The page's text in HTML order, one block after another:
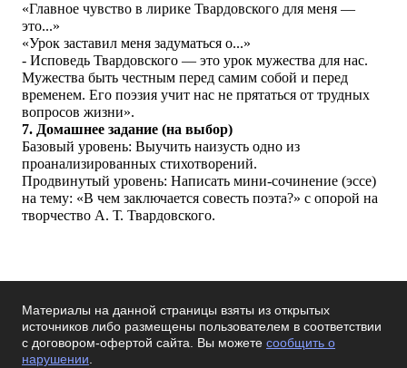
«Главное чувство в лирике Твардовского для меня —
это...»
«Урок заставил меня задуматься о...»
- Исповедь Твардовского — это урок мужества для нас.
Мужества быть честным перед самим собой и перед
временем. Его поэзия учит нас не прятаться от трудных
вопросов жизни».
7. Домашнее задание (на выбор)
Базовый уровень: Выучить наизусть одно из
проанализированных стихотворений.
Продвинутый уровень: Написать мини-сочинение (эссе)
на тему: «В чем заключается совесть поэта?» с опорой на
творчество А. Т. Твардовского.
Материалы на данной страницы взяты из открытых
источников либо размещены пользователем в соответствии
с договором-офертой сайта. Вы можете сообщить о
нарушении.